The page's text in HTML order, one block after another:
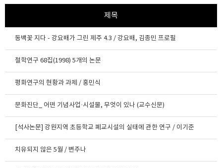
제목
동백꽃 지다 - 강요배가 그린 제주 4.3 / 강요배, 김종민 프로필
철학연구 68집(1998) 5개의 논문
평화연구의 현황과 과제 / 홍민식
문화진단_ 어떤 기념사업·시설물, 무엇이 있나 (교수신문)
[석사논문] 강원지역 초등학교 폐교시설의 실태에 관한 연구 / 이기준
치유되지 않은 5월 / 변주나